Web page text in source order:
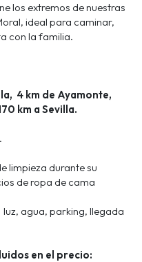
los extremos de nuestras
ideal para caminar,
con la familia.
4 km de Ayamonte,
km a Sevilla.
limpieza durante su
de ropa de cama
luz, agua, parking, llegada
en el precio: